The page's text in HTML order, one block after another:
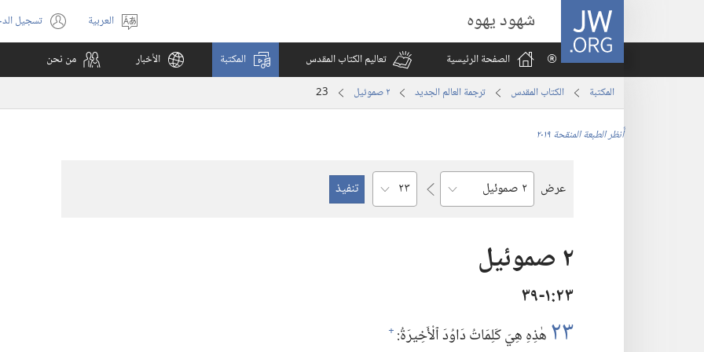
JW.ORG شهود يهوه
اختر
اللغة
العربية تسجيل(يفتح
نافذة
الصفحة الرئيسية
تعاليم الكتاب المقدس المكتبة الأخبار من نحن
المكتبة الكتاب المقدس ترجمة العالم الجديد ٢ صموئيل 23
أُنظر الطبعة المنقحة ٢٠١٩
عرض
السفر
الفصل
٢ صموئيل
٢٣‏:‏١‏-٣٩
٢٣ هٰذِهِ هِيَ كَلِمَاتُ دَاوُدَ ٱلْأَخِيرَةُ:‏ +